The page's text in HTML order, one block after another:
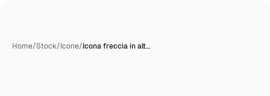
Home/Stock/Icone/Icona freccia in alt…